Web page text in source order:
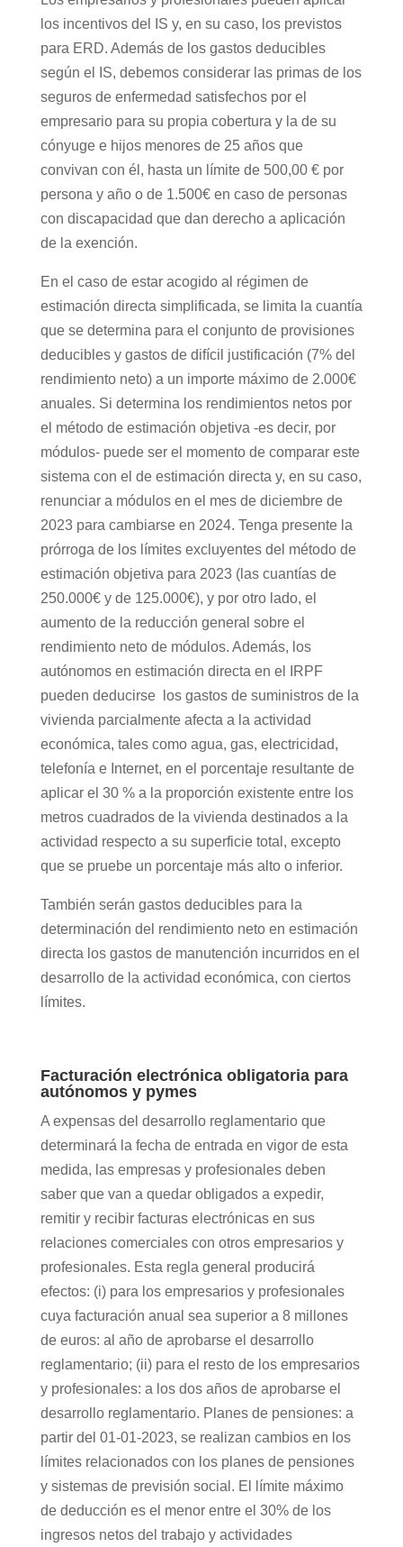
los incentivos del IS y, en su caso, los previstos
para ERD. Además de los gastos deducibles
según el IS, debemos considerar las primas de los
seguros de enfermedad satisfechos por el
empresario para su propia cobertura y la de su
cónyuge e hijos menores de 25 años que
convivan con él, hasta un límite de 500,00 € por
persona y año o de 1.500€ en caso de personas
con discapacidad que dan derecho a aplicación
de la exención.
En el caso de estar acogido al régimen de
estimación directa simplificada, se limita la cuantía
que se determina para el conjunto de provisiones
deducibles y gastos de difícil justificación (7% del
rendimiento neto) a un importe máximo de 2.000€
anuales. Si determina los rendimientos netos por
el método de estimación objetiva -es decir, por
módulos- puede ser el momento de comparar este
sistema con el de estimación directa y, en su caso,
renunciar a módulos en el mes de diciembre de
2023 para cambiarse en 2024. Tenga presente la
prórroga de los límites excluyentes del método de
estimación objetiva para 2023 (las cuantías de
250.000€ y de 125.000€), y por otro lado, el
aumento de la reducción general sobre el
rendimiento neto de módulos. Además, los
autónomos en estimación directa en el IRPF
pueden deducirse los gastos de suministros de la
vivienda parcialmente afecta a la actividad
económica, tales como agua, gas, electricidad,
telefonía e Internet, en el porcentaje resultante de
aplicar el 30 % a la proporción existente entre los
metros cuadrados de la vivienda destinados a la
actividad respecto a su superficie total, excepto
que se pruebe un porcentaje más alto o inferior.
También serán gastos deducibles para la
determinación del rendimiento neto en estimación
directa los gastos de manutención incurridos en el
desarrollo de la actividad económica, con ciertos
límites.
Facturación electrónica obligatoria para
autónomos y pymes
A expensas del desarrollo reglamentario que
determinará la fecha de entrada en vigor de esta
medida, las empresas y profesionales deben
saber que van a quedar obligados a expedir,
remitir y recibir facturas electrónicas en sus
relaciones comerciales con otros empresarios y
profesionales. Esta regla general producirá
efectos: (i) para los empresarios y profesionales
cuya facturación anual sea superior a 8 millones
de euros: al año de aprobarse el desarrollo
reglamentario; (ii) para el resto de los empresarios
y profesionales: a los dos años de aprobarse el
desarrollo reglamentario. Planes de pensiones: a
partir del 01-01-2023, se realizan cambios en los
límites relacionados con los planes de pensiones
y sistemas de previsión social. El límite máximo
de deducción es el menor entre el 30% de los
ingresos netos del trabajo y actividades